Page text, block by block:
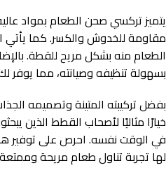
يتميز تركسي صحن الطعام بمواد
مقاومة للخدوش والكسر. كما
الطعام منه بشكل مريح للقطة.
بسهولة تنظيفه وصيانته، مما يوفر
بفضل تركيبته المتينة وتصميمه
خيارًا مثاليًا لأصحاب القطط الذين
في الوقت نفسه. احرص على توفير
لها تجربة تناول طعام مريحة